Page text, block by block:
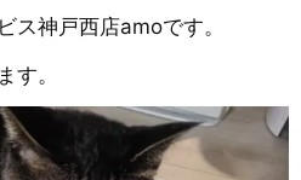
ス神戸西店amoです。
す。